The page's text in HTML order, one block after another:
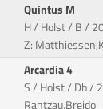
Quintus M
H / Holst / B /
Z:
Arcardia 4
S / Holst / Db /
Rantzau,Breido